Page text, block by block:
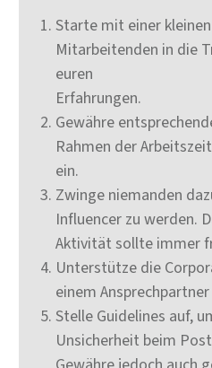
Starte mit einer
Mitarbeitenden in die
euren
Erfahrungen.
Gewähre
Rahmen der
ein.
Zwinge niemanden
Influencer zu werden.
Aktivität sollte immer
Unterstütze die
einem
Stelle Guidelines auf,
Unsicherheit beim